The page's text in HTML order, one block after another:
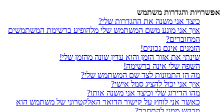
אפשרויות והגדרות משתמש
כיצד אני משנה את ההגדרות שלי?
איך אני מונע משם המשתמש שלי מלהופיע ברשימת המשתמשים
המחוברים?
הזמנים אינם נכונים!
שינתי את אזור הזמן והוא עדין שונה מהזמן שלי!
השפה שלי אינה ברשימה!
מה הן התמונות לצד שם המשתמש שלי?
איך אני יכול להציג סמל אישי?
מהו הדירוג שלי וכיצד אני משנה אותו?
כאשר אני לוחץ על קישור הדואר האלקטרוני של משתמש הוא